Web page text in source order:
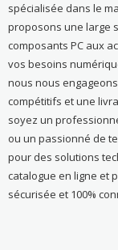
spécialisée dans le
proposons une large
composants PC aux
vos besoins
nous nous
compétitifs et une
soyez un
ou un passionné de
pour des solutions
catalogue en ligne et
sécurisée et 100%